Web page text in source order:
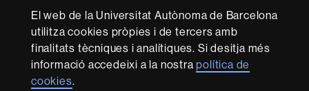
El web de la Universitat Autònoma de Barcelona
utilitza cookies pròpies i de tercers amb
finalitats tècniques i analítiques. Si desitja més
informació accedeixi a la nostrapolítica de
cookies.
in
Research
-
Euraxess
Amb el finançament de